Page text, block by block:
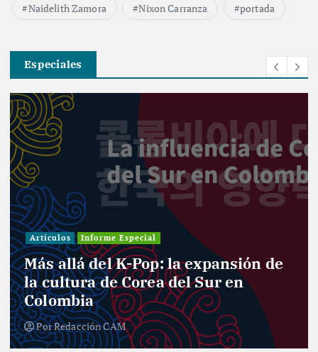
Naidelith Zamora
Nixon Carranza portada
Especiales
Artículos Informe Especial
Más allá del K-Pop: la expansión de
la cultura de Corea del Sur en
Colombia
PorRedacción CAM